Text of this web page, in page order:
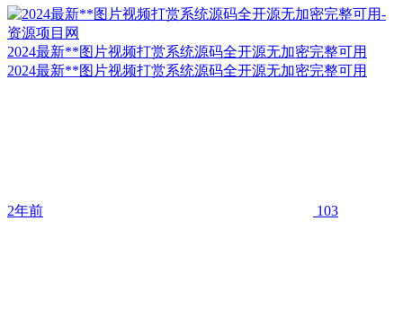
2024最新**图片视频打赏系统源码全开源无加密完整可用
2024最新**图片视频打赏系统源码全开源无加密完整可用
2年前 103